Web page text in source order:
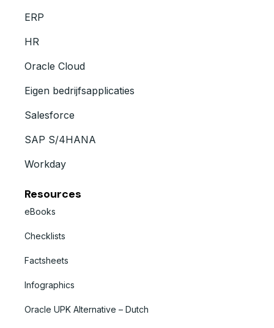
ERP
HR
Oracle Cloud
Eigen bedrijfsapplicaties
Salesforce
SAP S/4HANA
Workday
Resources
eBooks
Checklists
Factsheets
Infographics
Oracle UPK Alternative – Dutch